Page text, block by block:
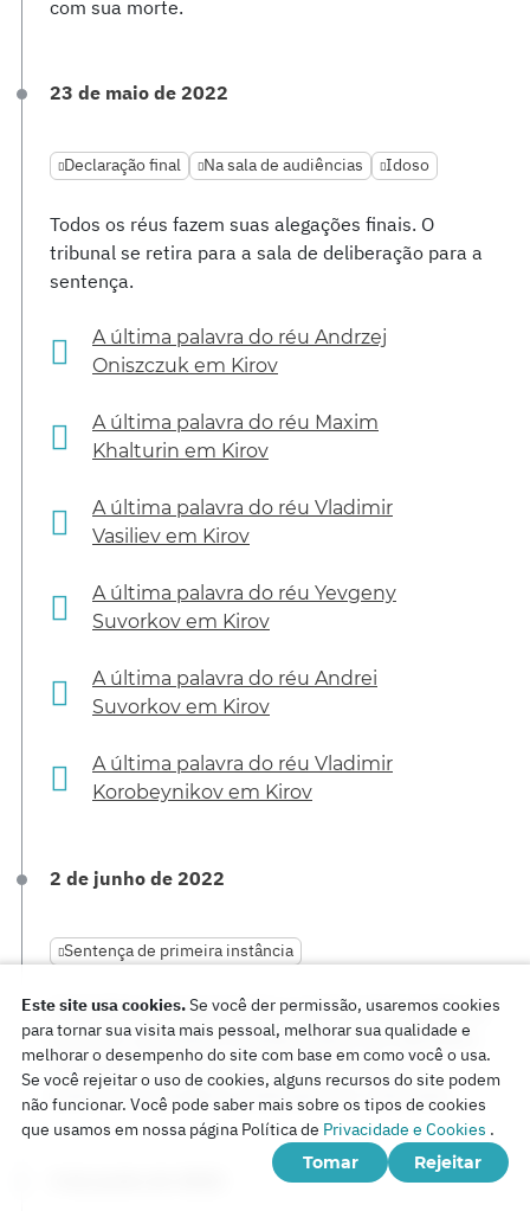
com sua morte.
23 de maio de 2022
Declaração final Na sala de audiências Idoso
Todos os réus fazem suas alegações finais. O
tribunal se retira para a sala de deliberação para a
sentença.
A última palavra do réu Andrzej
Oniszczuk em Kirov
A última palavra do réu Maxim
Khalturin em Kirov
A última palavra do réu Vladimir
Vasiliev em Kirov
A última palavra do réu Yevgeny
Suvorkov em Kirov
A última palavra do réu Andrei
Suvorkov em Kirov
A última palavra do réu Vladimir
Korobeynikov em Kirov
2 de junho de 2022
Sentença de primeira instância
O juiz Timur Yusupov inicia o anúncio da decisão de
encerrar o processo criminal contra Yuri Geraskov.
O volume do documento é de 120 folhas. O
anúncio do veredicto continuará em 3 de junho.
Este site usa cookies.Se você der permissão, usaremos cookies
para tornar sua visita mais pessoal, melhorar sua qualidade e
melhorar o desempenho do site com base em como você o usa.
Se você rejeitar o uso de cookies, alguns recursos do site podem
não funcionar. Você pode saber mais sobre os tipos de cookies
que usamos em nossa página Política de Privacidade e Cookies .
Tomar
Rejeitar